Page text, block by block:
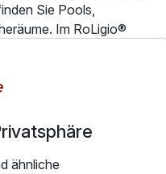
Sie Pools,
Im RoLigio®
07:00 Uhr bis 10:30
ähnliche